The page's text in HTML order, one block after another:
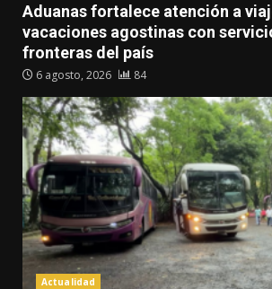
Aduanas fortalece atención a
vacaciones agostinas con
fronteras del país
6 agosto, 2026 84
Actualidad